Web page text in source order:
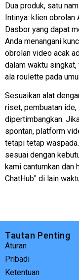
Dua produk, satu
Intinya: klien obrolan
Dasbor yang dapat
Anda menangani
obrolan video acak
dalam waktu
ala roulette pada
Sesuaikan alat
riset, pembuatan ide,
dipertimbangkan.
spontan, platform
tetapi tetap
sesuai dengan
kami cantumkan dan
ChatHub" di lain
Tautan Penting
Aturan
Pribadi
Ketentuan